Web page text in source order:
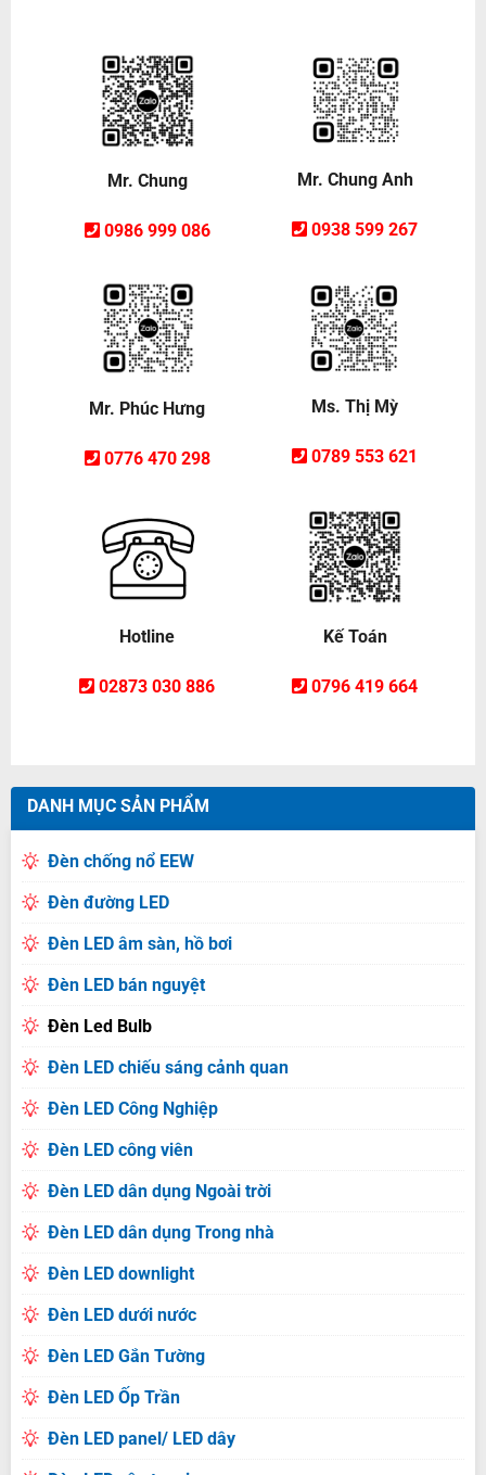
Mr. Chung
0986 999 086
Mr. Chung Anh
0938 599 267
Mr. Phúc Hưng
0776 470 298
Ms. Thị Mỳ
0789 553 621
Hotline
02873 030 886
Kế Toán
0796 419 664
DANH MỤC SẢN PHẨM
Đèn chống nổ EEW
Đèn đường LED
Đèn LED âm sàn, hồ bơi
Đèn LED bán nguyệt
Đèn Led Bulb
Đèn LED chiếu sáng cảnh quan
Đèn LED Công Nghiệp
Đèn LED công viên
Đèn LED dân dụng Ngoài trời
Đèn LED dân dụng Trong nhà
Đèn LED downlight
Đèn LED dưới nước
Đèn LED Gắn Tường
Đèn LED Ốp Trần
Đèn LED panel/ LED dây